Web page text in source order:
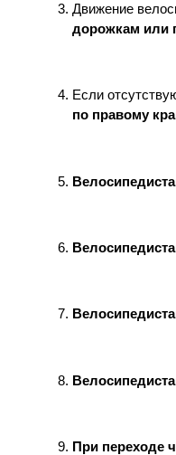
Движение
дорожкам или
Если
по правому
При переходе